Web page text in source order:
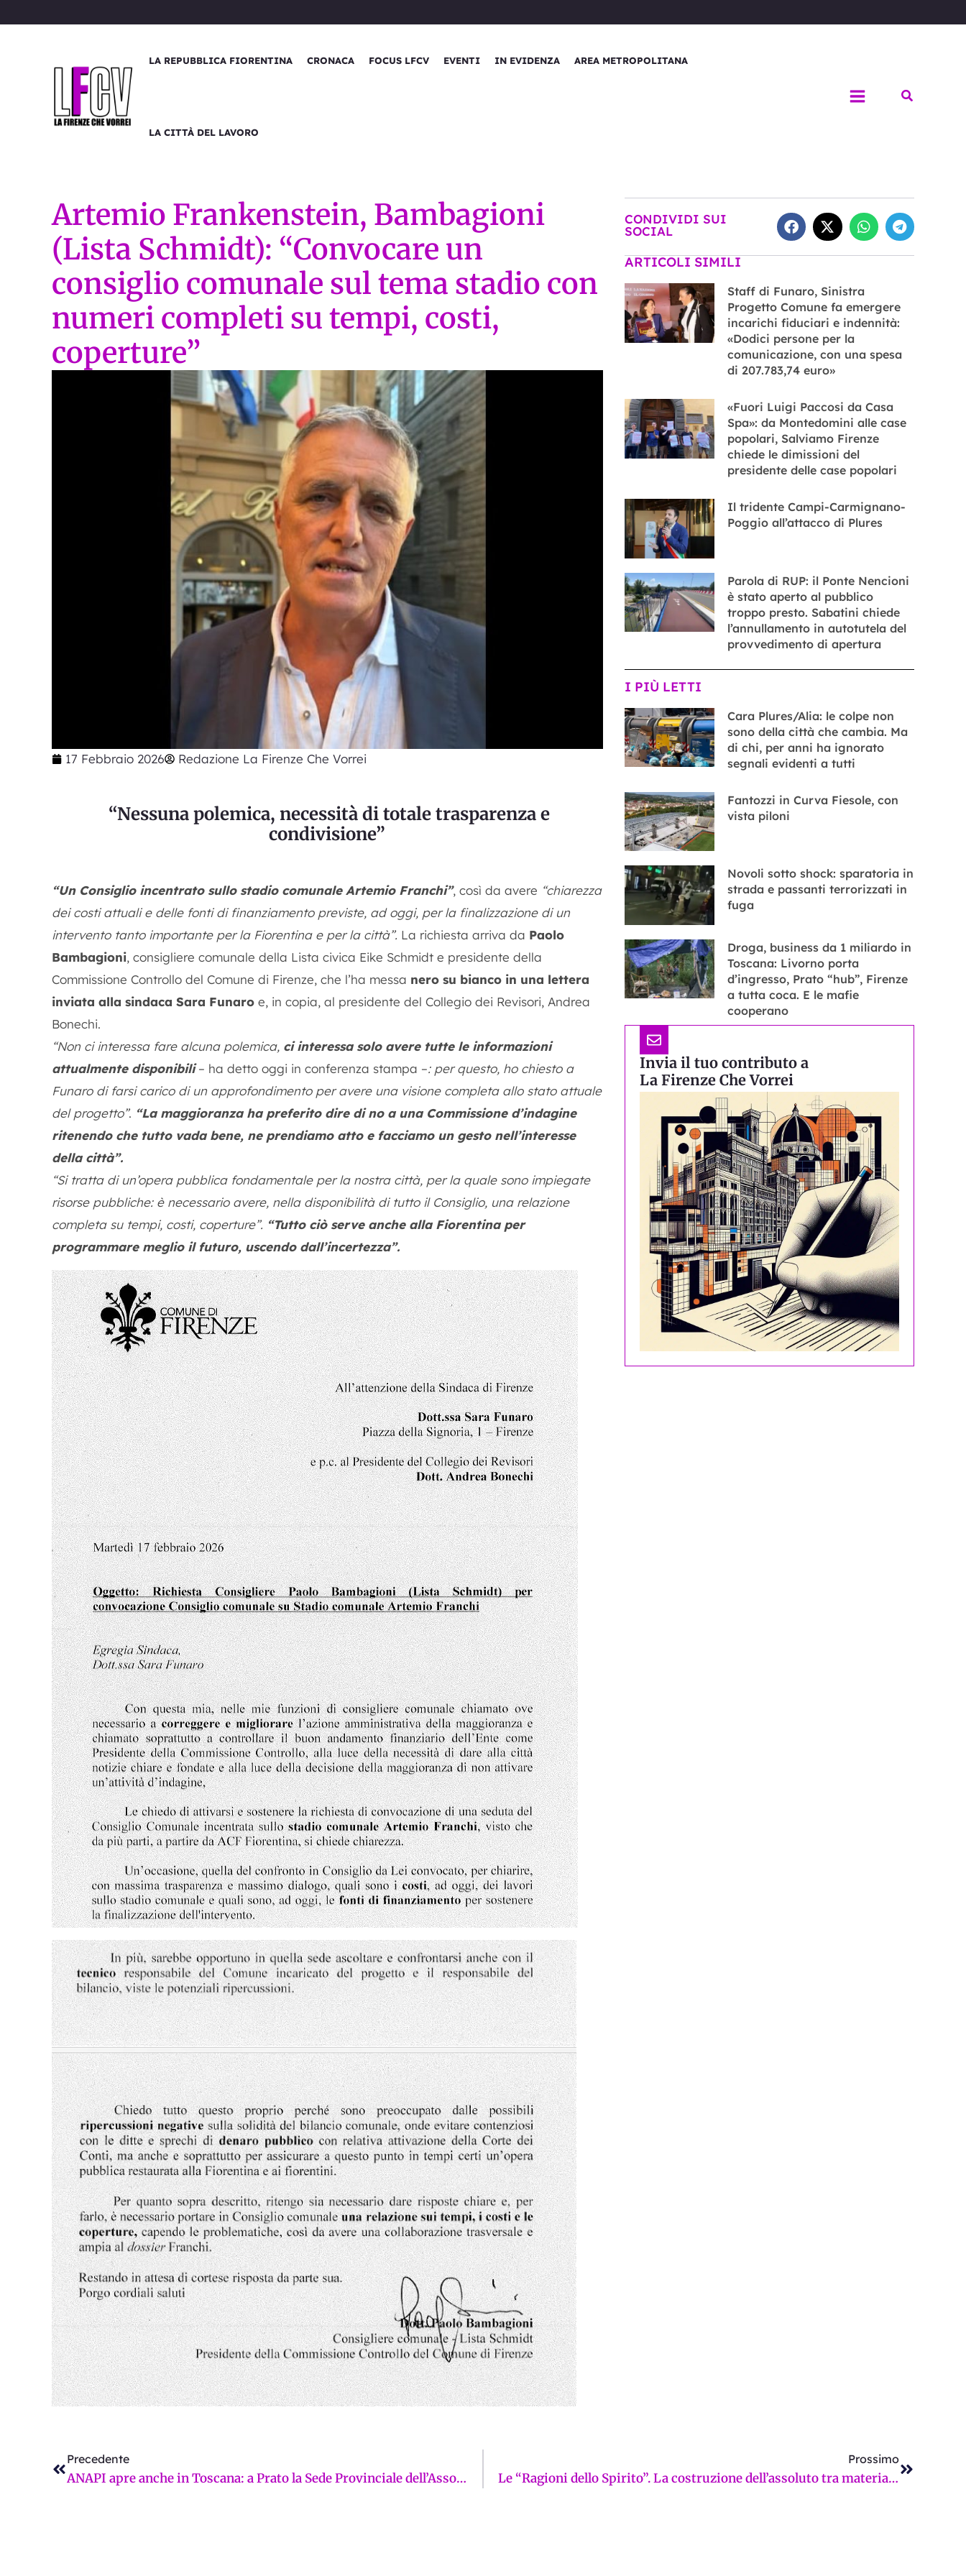
al
LA REPUBBLICA FIORENTINA CRONACA FOCUS LFCV EVENTI IN EVIDENZA AREA METROPOLITANA
LA CITTÀ DEL LAVORO
Cerca
Artemio Frankenstein, Bambagioni
(Lista Schmidt): “Convocare un
consiglio comunale sul tema stadio con
numeri completi su tempi, costi,
coperture”
17 Febbraio 2026 Redazione La Firenze Che Vorrei
“Nessuna polemica, necessità di totale trasparenza e
condivisione”
“Un Consiglio incentrato sullo stadio comunale Artemio Franchi”, così da avere “chiarezza
dei costi attuali e delle fonti di finanziamento previste, ad oggi, per la finalizzazione di un
intervento tanto importante per la Fiorentina e per la città”. La richiesta arriva da Paolo
Bambagioni, consigliere comunale della Lista civica Eike Schmidt e presidente della
Commissione Controllo del Comune di Firenze, che l’ha messa nero su bianco in una lettera
inviata alla sindaca Sara Funaro e, in copia, al presidente del Collegio dei Revisori, Andrea
Bonechi.
“Non ci interessa fare alcuna polemica, ci interessa solo avere tutte le informazioni
attualmente disponibili– ha detto oggi in conferenza stampa –: per questo, ho chiesto a
Funaro di farsi carico di un approfondimento per avere una visione completa allo stato attuale
del progetto”. “La maggioranza ha preferito dire di no a una Commissione d’indagine
ritenendo che tutto vada bene, ne prendiamo atto e facciamo un gesto nell’interesse
della città”.
“Si tratta di un’opera pubblica fondamentale per la nostra città, per la quale sono impiegate
risorse pubbliche: è necessario avere, nella disponibilità di tutto il Consiglio, una relazione
completa su tempi, costi, coperture”. “Tutto ciò serve anche alla Fiorentina per
programmare meglio il futuro, uscendo dall’incertezza”.
CONDIVIDI SUI
SOCIAL
ARTICOLI SIMILI
Staff di Funaro, Sinistra
Progetto Comune fa emergere
incarichi fiduciari e indennità:
«Dodici persone per la
comunicazione, con una spesa
di 207.783,74 euro»
«Fuori Luigi Paccosi da Casa
Spa»: da Montedomini alle case
popolari, Salviamo Firenze
chiede le dimissioni del
presidente delle case popolari
Il tridente Campi-Carmignano-
Poggio all’attacco di Plures
Parola di RUP: il Ponte Nencioni
è stato aperto al pubblico
troppo presto. Sabatini chiede
l’annullamento in autotutela del
provvedimento di apertura
I PIÙ LETTI
Cara Plures/Alia: le colpe non
sono della città che cambia. Ma
di chi, per anni ha ignorato
segnali evidenti a tutti
Fantozzi in Curva Fiesole, con
vista piloni
Novoli sotto shock: sparatoria in
strada e passanti terrorizzati in
fuga
Droga, business da 1 miliardo in
Toscana: Livorno porta
d’ingresso, Prato “hub”, Firenze
a tutta coca. E le mafie
cooperano
Invia il tuo contributo a
La Firenze Che Vorrei
Precedente
ANAPI apre anche in Toscana: a Prato la Sede Provinciale dell’Associazione Nazionale Amministratori Professionisti d’Immobili
Prossimo
Le “Ragioni dello Spirito”. La costruzione dell’assoluto tra materia, luce e rigore formale nella nuova personale di Filippo Cigni alla Galleria d’arte La Fonderia di Firenze